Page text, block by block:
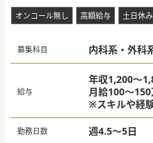
オンコール無し 高額給与 土日休み
募集科目 内科系・外科
給与
年収1,200～
月給100～150
※スキルや経
勤務日数 週4.5～5日